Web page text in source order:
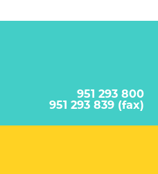
951 293 800
951 293 839 (fax)